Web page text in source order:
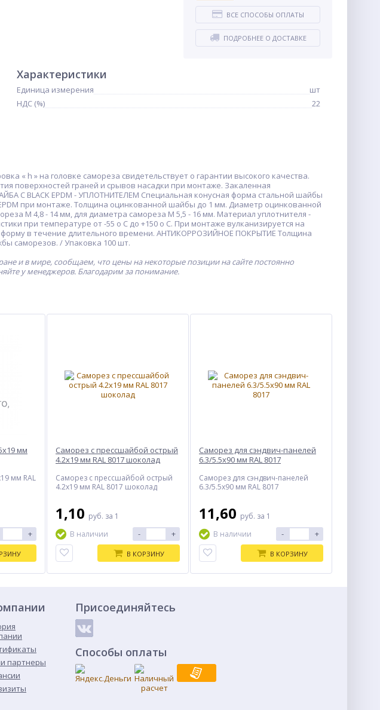
ВСЕ СПОСОБЫ ОПЛАТЫ
ПОДРОБНЕЕ О ДОСТАВКЕ
Характеристики
Единица измерения
шт
НДС (%)
22
h » на головке самореза свидетельствует о гарантии высокого качества.
поверхностей граней и срывов насадки при монтаже. Закаленная
С BLACK EPDM - УПЛОТНИТЕЛЕМ Специальная конусная форма стальной шайбы
при монтаже. Толщина оцинкованной шайбы до 1 мм. Диаметр оцинкованной
М 4,8 - 14 мм, для диаметра самореза М 5,5 - 16 мм. Материал уплотнителя -
при температуре от -55 o С до +150 o С. При монтаже вулканизируется на
форму в течение длительного времени. АНТИКОРРОЗИЙНОЕ ПОКРЫТИЕ Толщина
саморезов. / Упаковка 100 шт.
и в мире, сообщаем, что цены на некоторые позиции на сайте постоянно
у менеджеров. Благодарим за понимание.
мм
мм RAL
+
Саморез с прессшайбой острый
4.2x19 мм RAL 8017 шоколад
Саморез с прессшайбой острый
4.2x19 мм RAL 8017 шоколад
1,10 руб. за 1
В наличии
- +
В КОРЗИНУ
Саморез для сэндвич-панелей
6.3/5.5х90 мм RAL 8017
Саморез для сэндвич-панелей
6.3/5.5х90 мм RAL 8017
11,60 руб. за 1
В наличии
- +
В КОРЗИНУ
партнеры
Присоединяйтесь
Способы оплаты